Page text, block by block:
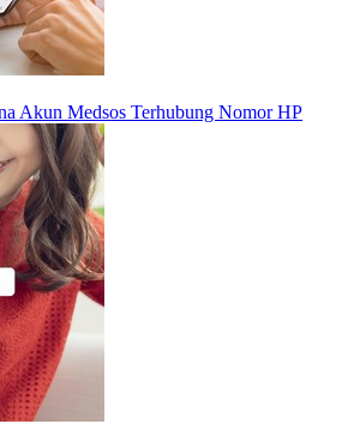
Akun Medsos Terhubung Nomor HP